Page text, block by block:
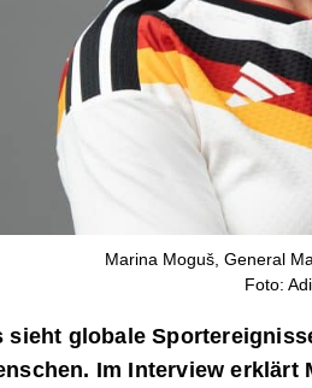
Marina Moguš, General
Foto:
sieht globale
Im Interview erklärt